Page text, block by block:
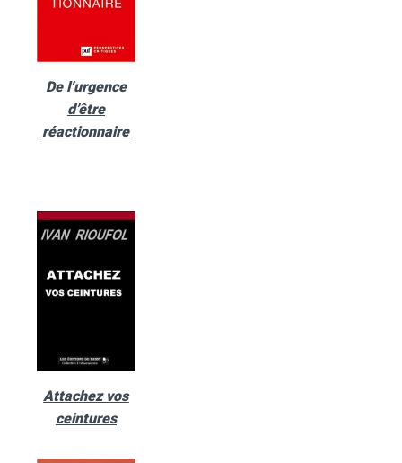
De l’urgence
d’être
réactionnaire
Attachez vos
ceintures